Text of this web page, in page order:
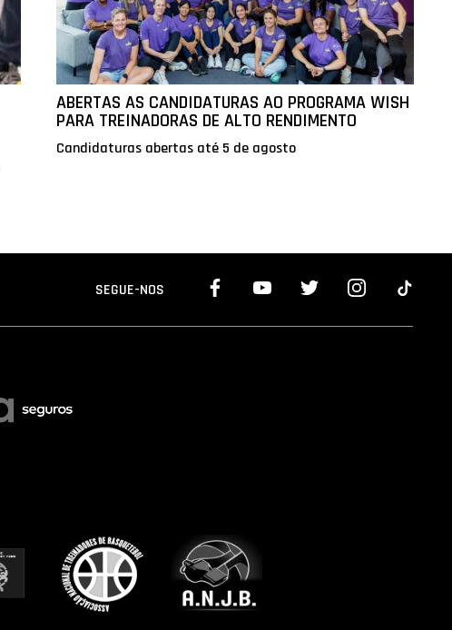
ABERTAS AS CANDIDATURAS AO PROGRAMA WISH
PARA TREINADORAS DE ALTO RENDIMENTO
Candidaturas abertas até 5 de agosto
SEGUE-NOS